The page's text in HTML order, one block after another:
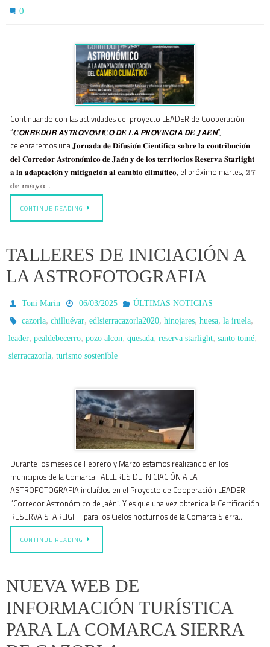
0
Continuando con las actividades del proyecto LEADER de Cooperación
“𝑪𝙊𝑹𝙍𝑬𝘿𝑶𝙍 𝘼𝑺𝙏𝑹𝙊𝑵𝙊́𝑴𝙄𝑪𝙊 𝘿𝑬 𝑳𝘼 𝙋𝑹𝙊𝑽𝙄𝑵𝘾𝑰𝘼 𝘿𝑬 𝑱𝘼𝑬́𝙉”,
celebraremos una 𝐉𝐨𝐫𝐧𝐚𝐝𝐚 𝐝𝐞 𝐃𝐢𝐟𝐮𝐬𝐢𝐨́𝐧 𝐂𝐢𝐞𝐧𝐭𝐢́𝐟𝐢𝐜𝐚 𝐬𝐨𝐛𝐫𝐞 𝐥𝐚 𝐜𝐨𝐧𝐭𝐫𝐢𝐛𝐮𝐜𝐢𝐨́𝐧
𝐝𝐞𝐥 𝐂𝐨𝐫𝐫𝐞𝐝𝐨𝐫 𝐀𝐬𝐭𝐫𝐨𝐧𝐨́𝐦𝐢𝐜𝐨 𝐝𝐞 𝐉𝐚𝐞́𝐧 𝐲 𝐝𝐞 𝐥𝐨𝐬 𝐭𝐞𝐫𝐫𝐢𝐭𝐨𝐫𝐢𝐨𝐬 𝐑𝐞𝐬𝐞𝐫𝐯𝐚 𝐒𝐭𝐚𝐫𝐥𝐢𝐠𝐡𝐭
𝐚 𝐥𝐚 𝐚𝐝𝐚𝐩𝐭𝐚𝐜𝐢𝐨́𝐧 𝐲 𝐦𝐢𝐭𝐢𝐠𝐚𝐜𝐢𝐨́𝐧 𝐚𝐥 𝐜𝐚𝐦𝐛𝐢𝐨 𝐜𝐥𝐢𝐦𝐚́𝐭𝐢𝐜𝐨, el próximo martes, 𝟚𝟟
𝕕𝕖 𝕞𝕒𝕪𝕠…
CONTINUE READING
TALLERES DE INICIACIÓN A
LA ASTROFOTOGRAFIA
Toni Marin 06/03/2025
ÚLTIMAS NOTICIAS
cazorla,chilluévar,edlsierracazorla2020,hinojares,huesa,la iruela,
leader, pealdebecerro, pozo alcon, quesada, reserva starlight, santo tomé,
sierracazorla, turismo sostenible
Durante los meses de Febrero y Marzo estamos realizando en los
municipios de la Comarca TALLERES DE INICIACIÓN A LA
ASTROFOTOGRAFIA incluídos en el Proyecto de Cooperación LEADER
“Corredor Astronómico de Jaén”. Y es que una vez obtenida la Certificación
RESERVA STARLIGHT para los Cielos nocturnos de la Comarca Sierra…
CONTINUE READING
NUEVA WEB DE
INFORMACIÓN TURÍSTICA
PARA LA COMARCA SIERRA